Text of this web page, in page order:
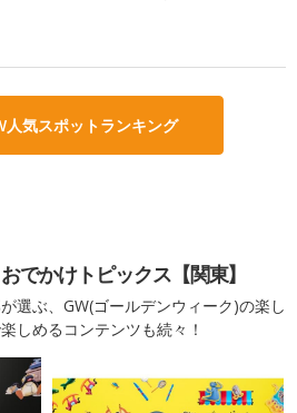
人気スポットランキング
でかけトピックス【関東】
選ぶ、GW(ゴールデンウィーク)の楽し
しめるコンテンツも続々！